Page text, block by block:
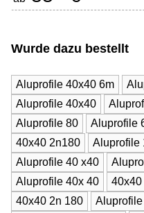
Wurde dazu bestellt
Aluprofile 40x40 6m
Aluprofile 40x40
Aluprofile 80
Aluprofile
40x40 2n180
Aluprofile
Aluprofile 40 x40
Aluprofile 40x 40
40x40
40x40 2n 180